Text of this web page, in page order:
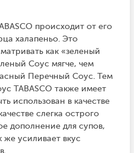
происходит от его
халапеньо. Это
как «зеленый
Соус мягче, чем
Перечный Соус. Тем
TABASCO также имеет
использован в качестве
слегка острого
дополнение для супов,
усиливает вкус